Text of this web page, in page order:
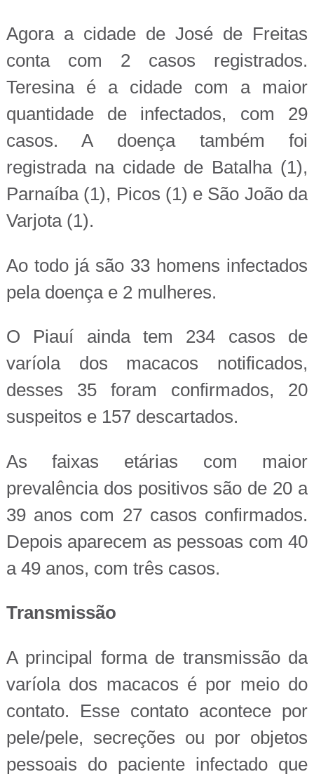
Agora a cidade de José de Freitas
conta com 2 casos registrados.
Teresina é a cidade com a maior
quantidade de infectados, com 29
casos. A doença também foi
registrada na cidade de Batalha (1),
Parnaíba (1), Picos (1) e São João da
Varjota (1).
Ao todo já são 33 homens infectados
pela doença e 2 mulheres.
O Piauí ainda tem 234 casos de
varíola dos macacos notificados,
desses 35 foram confirmados, 20
suspeitos e 157 descartados.
As faixas etárias com maior
prevalência dos positivos são de 20 a
39 anos com 27 casos confirmados.
Depois aparecem as pessoas com 40
a 49 anos, com três casos.
Transmissão
A principal forma de transmissão da
varíola dos macacos é por meio do
contato. Esse contato acontece por
pele/pele, secreções ou por objetos
pessoais do paciente infectado que